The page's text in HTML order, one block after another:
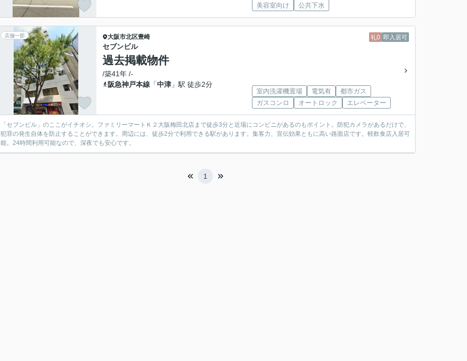
美容室向け
公共下水
店舗一部 礼0 即入居可
大阪市北区豊崎
セブンビル
過去掲載物件
/築41年 /-
阪急神戸本線 「中津 」駅 徒歩2分
室内洗濯機置場 電気有
都市ガス
ガスコンロ
オートロック エレベーター
「セブンビル」のここがイチオシ。ファミリーマートＫ２大阪梅田北店まで徒歩3分と近場にコンビニがあるのもポイント。防犯カメラがあるだけで、
犯罪の発生自体を防止することができます。周辺には、徒歩2分で利用できる駅があります。集客力、宣伝効果ともに高い路面店です。軽飲食店入居可
能。24時間利用可能なので、深夜でも安心です。
1